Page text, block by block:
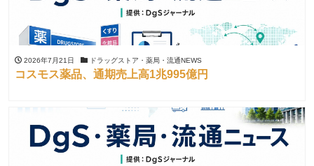
2026年7月21日 ドラッグストア・薬局・流通NEWS
コスモス薬品、通期売上高1兆995億円